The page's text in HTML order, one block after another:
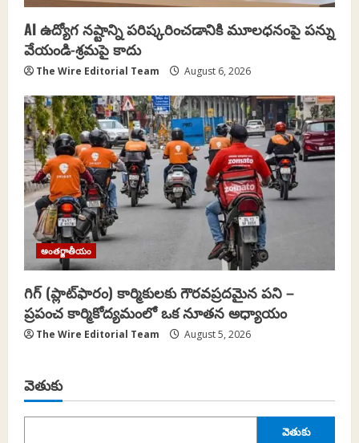
AI ఉద్యోగ నష్టాన్ని పరిష్కరించడానికి మూలధనంపై పన్ను
వేయండి-శ్రమపై కాదు
The Wire Editorial Team August 6, 2026
అంతర్జాతీయం
గిగ్ (ప్లాట్‌ఫారం) కార్మికులకు గౌరవప్రదమైన పని –
ప్రపంచ కార్మికోద్యమంలో ఒక నూతన అధ్యాయం
The Wire Editorial Team August 5, 2026
వెతుకు
వెతుకు